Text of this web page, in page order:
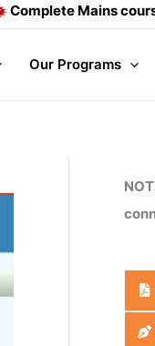
Mains course,
Our Programs